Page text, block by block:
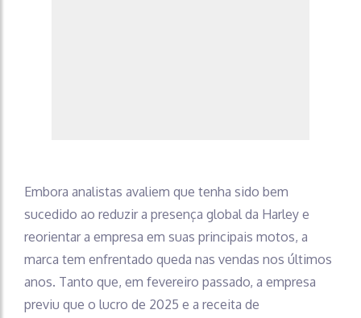
Embora analistas avaliem que tenha sido bem
sucedido ao reduzir a presença global da Harley e
reorientar a empresa em suas principais motos, a
marca tem enfrentado queda nas vendas nos últimos
anos. Tanto que, em fevereiro passado, a empresa
previu que o lucro de 2025 e a receita de